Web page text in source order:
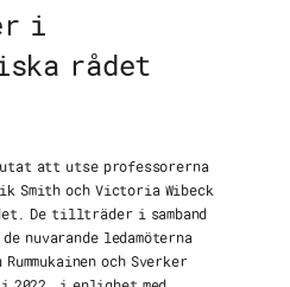
i
rådet
att utse professorerna
Smith och Victoria Wibeck
De tillträder i samband
nuvarande ledamöterna
och Sverker